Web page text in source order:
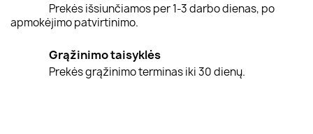
Prekės išsiunčiamos per 1-3 darbo dienas, po
apmokėjimo patvirtinimo.
Grąžinimo taisyklės
Prekės grąžinimo terminas iki 30 dienų.